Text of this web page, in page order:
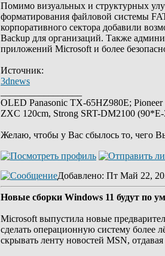
Помимо визуальных и структурных
форматирования файловой системы
корпоративного сектора добавили
Backup для организаций. Также
приложений Microsoft и более
Источник:
3dnews
OLED Panasonic TX-65HZ980E;
ZXC 120cm, Strong SRT-DM2100
Желаю, чтобы у Вас сбылось то, чего
Добавлено: Пт Май 22,
Новые сборки Windows 11 будут по
Microsoft выпустила новые
сделать операционную систему более
скрывать ленту новостей MSN,